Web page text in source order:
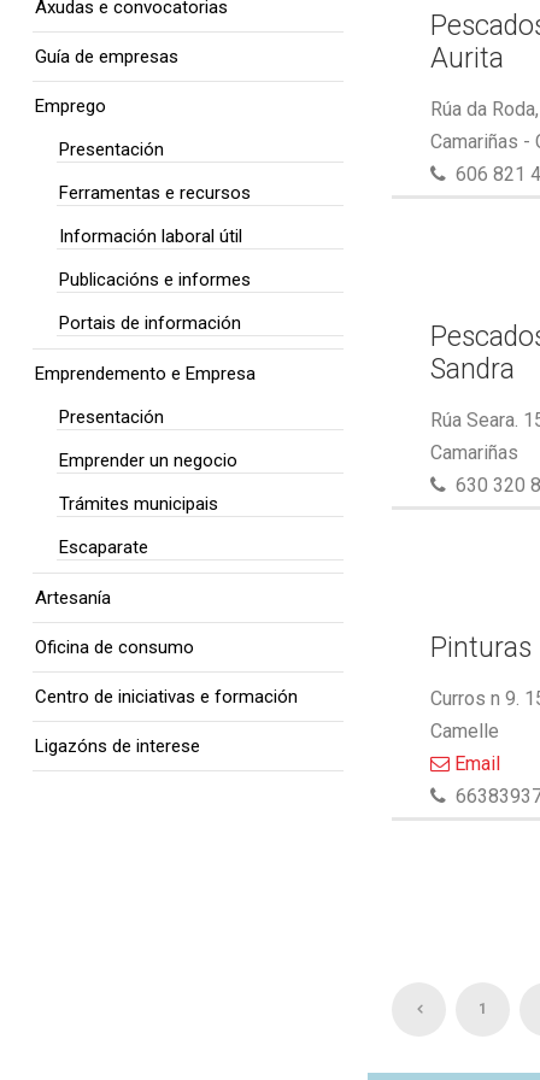
Aurita
Rúa da
Camariñas -
606 821
Sandra
Rúa Seara.
Camariñas
630 320
Curros n 9.
Camelle
Email
1
Axudas e convocatorias
Guía de empresas
Emprego
Presentación
Ferramentas e recursos
Información laboral útil
Publicacións e informes
Portais de información
Emprendemento e Empresa
Presentación
Emprender un negocio
Trámites municipais
Escaparate
Artesanía
Oficina de consumo
Centro de iniciativas e formación
Ligazóns de interese